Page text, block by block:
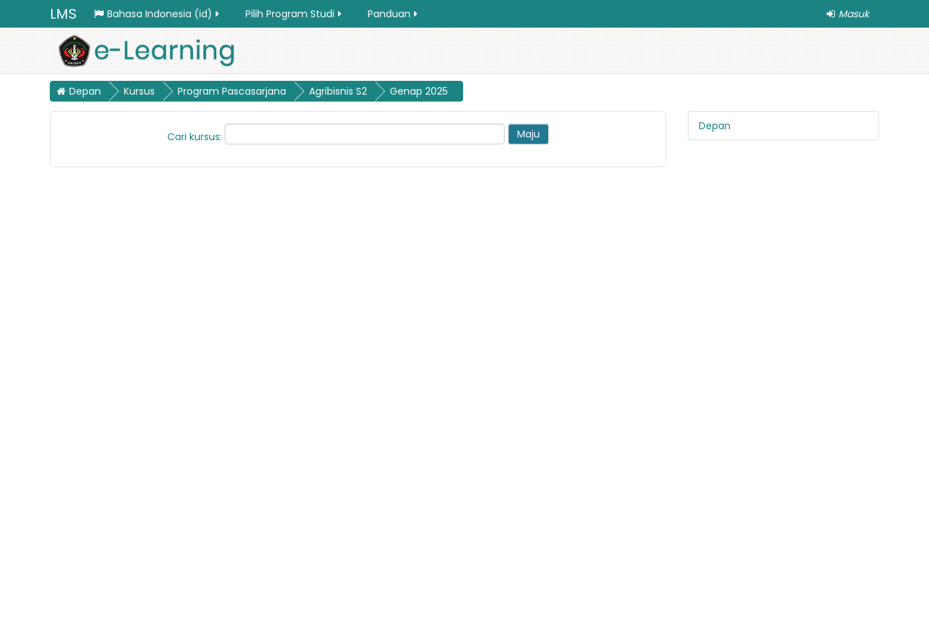
LMS Masuk
Bahasa Indonesia ‎(id)‎ Pilih Program Studi Panduan
Depan Kursus Program Pascasarjana Agribisnis S2 Genap 2025
Cari kursus:
Depan